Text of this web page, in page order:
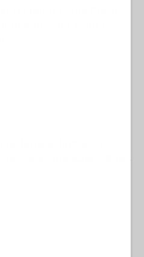
reclama escuchar a
desde…
la limpieza
tras detectar varias